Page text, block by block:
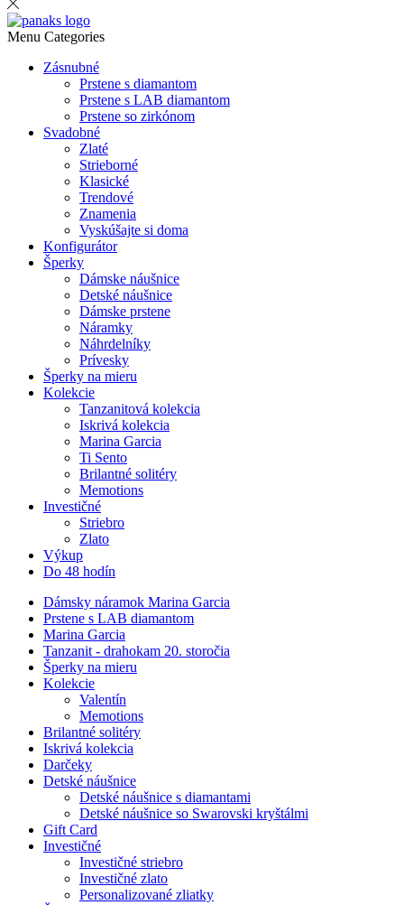
Menu Categories
Zásnubné
Prstene s diamantom
Prstene s LAB diamantom
Prstene so zirkónom
Svadobné
Zlaté
Strieborné
Klasické
Trendové
Znamenia
Vyskúšajte si doma
Konfigurátor
Šperky
Dámske náušnice
Detské náušnice
Dámske prstene
Náramky
Náhrdelníky
Prívesky
Šperky na mieru
Kolekcie
Tanzanitová kolekcia
Iskrivá kolekcia
Marina Garcia
Ti Sento
Brilantné solitéry
Memotions
Investičné
Striebro
Zlato
Výkup
Do 48 hodín
Dámsky náramok Marina Garcia
Prstene s LAB diamantom
Marina Garcia
Tanzanit - drahokam 20. storočia
Šperky na mieru
Kolekcie
Valentín
Memotions
Brilantné solitéry
Iskrivá kolekcia
Darčeky
Detské náušnice
Detské náušnice s diamantami
Detské náušnice so Swarovski kryštálmi
Gift Card
Investičné
Investičné striebro
Investičné zlato
Personalizované zliatky